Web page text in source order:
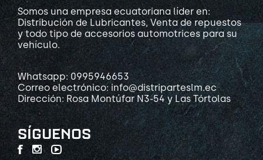
Somos una empresa ecuatoriana líder en:
Distribución de Lubricantes, Venta de repuestos
y todo tipo de accesorios automotrices para su
vehículo.
Whatsapp: 0995946653
Correo electrónico: info@distriparteslm.ec
Dirección: Rosa Montúfar N3-54 y Las Tórtolas
SÍGUENOS